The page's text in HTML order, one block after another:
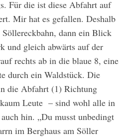
Für die ist diese Abfahrt auf
Mir hat es gefallen. Deshalb
dann ein Blick
und gleich abwärts auf der
rechts ab in die blaue 8, eine
durch ein Waldstück. Die
die Abfahrt (1) Richtung
Leute – sind wohl alle in
hin. „Du musst unbedingt
im Berghaus am Söller